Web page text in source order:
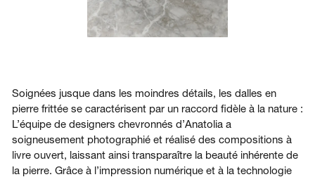
Soignées jusque dans les moindres détails, les dalles en
pierre frittée se caractérisent par un raccord fidèle à la nature :
L’équipe de designers chevronnés d’Anatolia a
soigneusement photographié et réalisé des compositions à
livre ouvert, laissant ainsi transparaître la beauté inhérente de
la pierre. Grâce à l’impression numérique et à la technologie